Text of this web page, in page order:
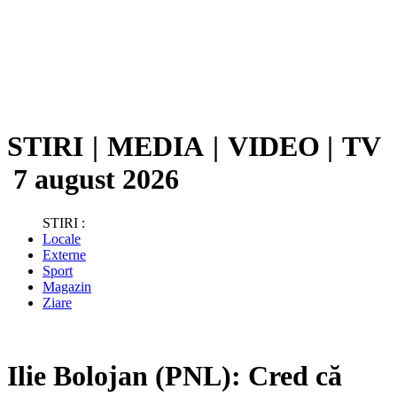
STIRI | MEDIA | VIDEO | TV
7 august 2026
STIRI :
Locale
Externe
Sport
Magazin
Ziare
Ilie Bolojan (PNL): Cred că